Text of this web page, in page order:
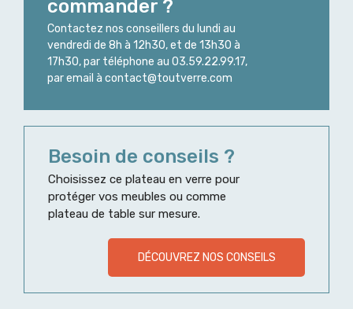
commander ?
Contactez nos conseillers du lundi au
vendredi de 8h à 12h30, et de 13h30 à
17h30, par téléphone au 03.59.22.99.17,
par email à contact@toutverre.com
Besoin de conseils ?
Choisissez ce plateau en verre pour
protéger vos meubles ou comme
plateau de table sur mesure.
DÉCOUVREZ NOS CONSEILS